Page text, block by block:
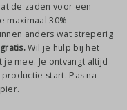
de zaden voor een
maximaal 30%
anders wat streperig
Wil je hulp bij het
mee. Je ontvangt altijd
start. Pas na